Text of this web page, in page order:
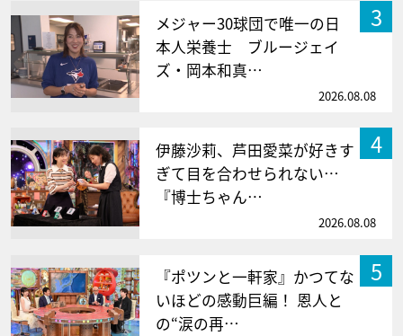
3
メジャー30球団で唯一の日
本人栄養士 ブルージェイ
ズ・岡本和真…
2026.08.08
4
伊藤沙莉、芦田愛菜が好きす
ぎて目を合わせられない…
『博士ちゃん…
2026.08.08
5
『ポツンと一軒家』かつてな
いほどの感動巨編！ 恩人と
の“涙の再…